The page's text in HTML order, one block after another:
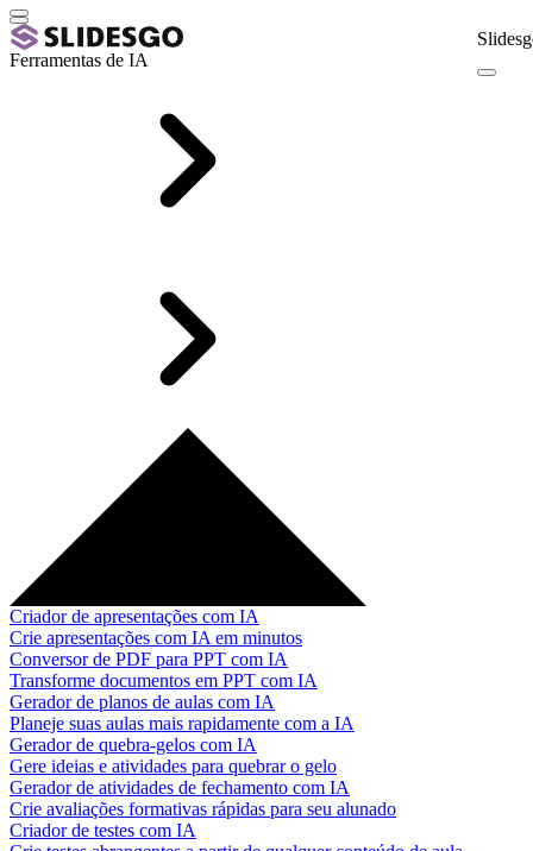
Ferramentas de IA
Criador de apresentações com IA
Crie apresentações com IA em minutos
Conversor de PDF para PPT com IA
Transforme documentos em PPT com IA
Gerador de planos de aulas com IA
Planeje suas aulas mais rapidamente com a IA
Gerador de quebra-gelos com IA
Gere ideias e atividades para quebrar o gelo
Gerador de atividades de fechamento com IA
Crie avaliações formativas rápidas para seu alunado
Criador de testes com IA